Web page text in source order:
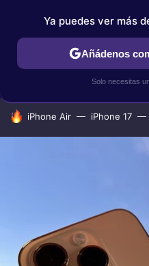
IPHONE TUTORIALES
HOY SE HABLA DE
iPhone Air iPhone 17
Ya puedes ver más
Añádenos
Solo necesitas